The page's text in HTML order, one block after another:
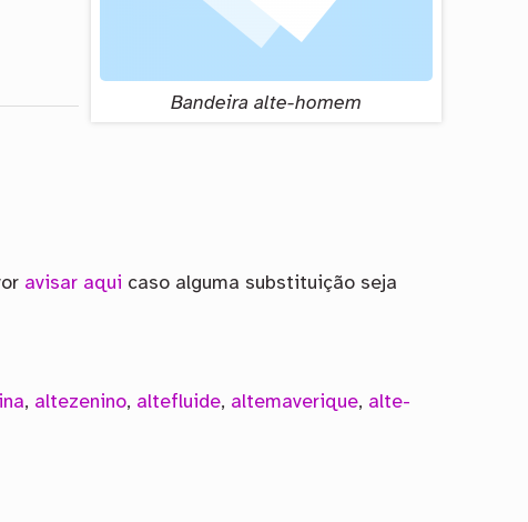
Bandeira alte-homem
avisar aqui caso alguma substituição seja
, altezenino, altefluide, altemaverique, alte-